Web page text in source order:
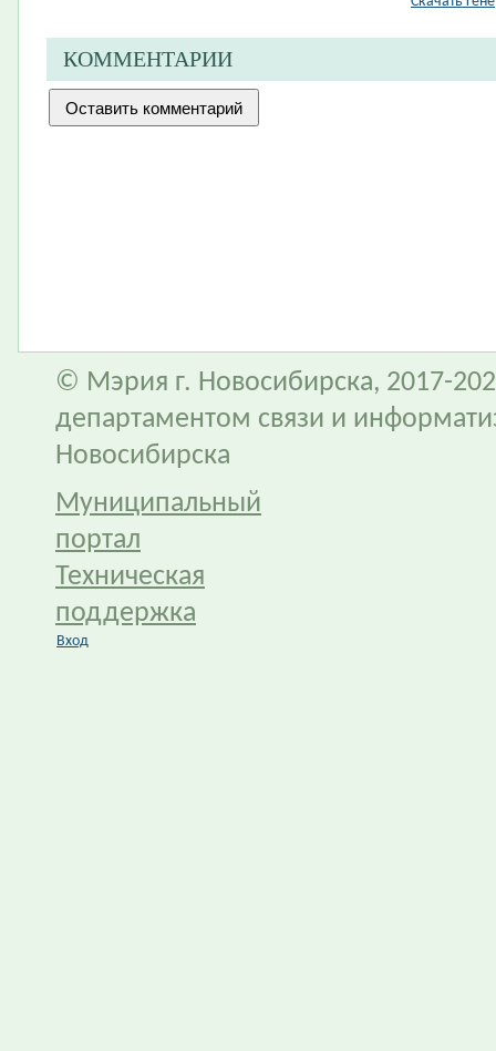
КОММЕНТАРИИ
© Мэрия г. Новосибирска, 2017-
департаментом связи и
Новосибирска
Муниципальный
портал
Техническая
поддержка
Вход